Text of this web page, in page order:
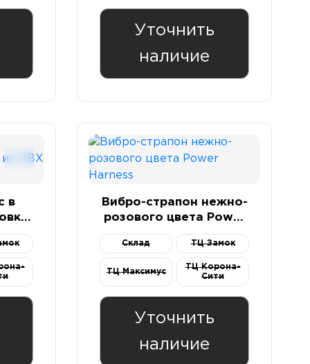
Уточнить
наличие
в
Вибро-страпон нежно-
розового цвета Power
Склад ТЦ Замок
ТЦ Максимус
ТЦ Корона-
Сити
Уточнить
наличие